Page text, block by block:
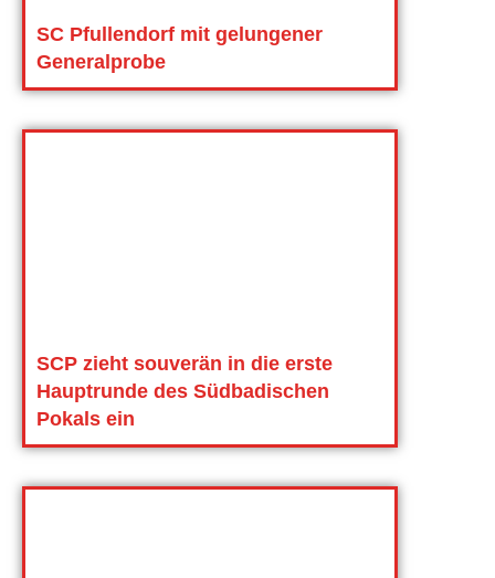
SC Pfullendorf mit gelungener
Generalprobe
SCP zieht souverän in die erste
Hauptrunde des Südbadischen
Pokals ein